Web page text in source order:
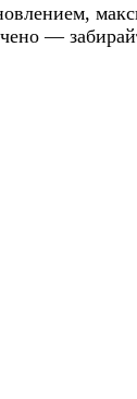
—